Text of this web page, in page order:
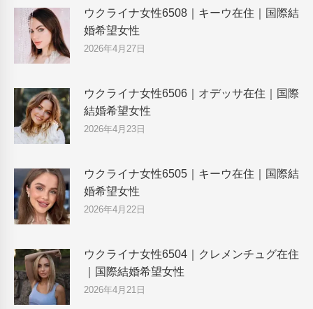
ウクライナ女性6508｜キーウ在住｜国際結
婚希望女性
2026年4月27日
ウクライナ女性6506｜オデッサ在住｜国際
結婚希望女性
2026年4月23日
ウクライナ女性6505｜キーウ在住｜国際結
婚希望女性
2026年4月22日
ウクライナ女性6504｜クレメンチュグ在住
｜国際結婚希望女性
2026年4月21日